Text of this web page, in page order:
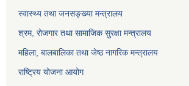
स्वास्थ्य तथा जनसङ्ख्या मन्त्रालय
श्रम, रोजगार तथा सामाजिक सुरक्षा मन्त्रालय
महिला, बालबालिका तथा जेष्ठ नागरिक मन्त्रालय
राष्ट्रिय योजना आयोग